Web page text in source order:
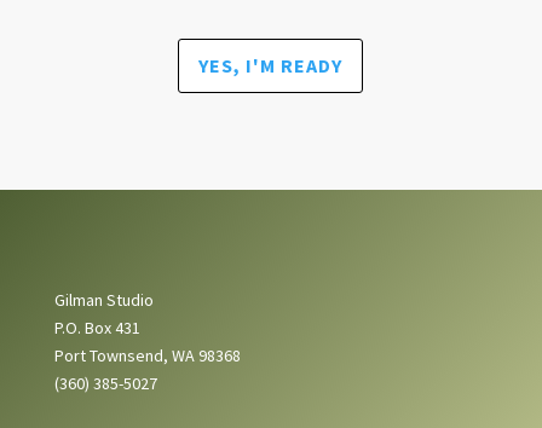
YES, I'M READY
Gilman Studio
P.O. Box 431
Port Townsend, WA 98368
(360) 385-5027